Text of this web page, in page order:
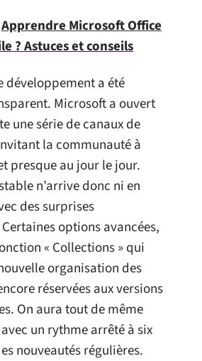
Apprendre Microsoft Office
? Astuces et conseils
développement a été
Microsoft a ouvert
une série de canaux de
la communauté à
presque au jour le jour.
n’arrive donc ni en
des surprises
options avancées,
« Collections » qui
organisation des
réservées aux versions
On aura tout de même
un rythme arrêté à six
nouveautés régulières.